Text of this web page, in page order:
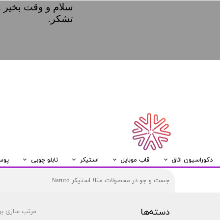
دکوراسیون اتاق قاب موبایل استیکر تابلو چوبی
سلام و وقت بخیر
تشکر.
دسته‌ها مرتب سازی